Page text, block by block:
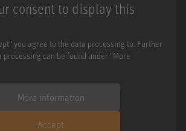
consent to display this
you agree to the data processing to. Further
can be found under "More
More information
Accept